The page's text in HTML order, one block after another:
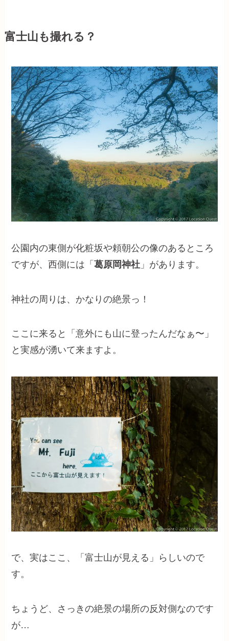
富士山も撮れる？
公園内の東側が化粧坂や頼朝公の像のあるところ
ですが、西側には「葛原岡神社 」があります。
神社の周りは、かなりの絶景っ！
ここに来ると「意外にも山に登ったんだなぁ〜」
と実感が湧いて来ますよ。
で、実はここ、「富士山が見える」らしいので
す。
ちょうど、さっきの絶景の場所の反対側なのです
が…